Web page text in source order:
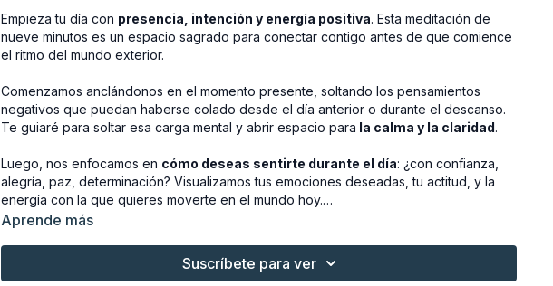
Empieza tu día con presencia, intención y energía positiva. Esta meditación de
nueve minutos es un espacio sagrado para conectar contigo antes de que comience
el ritmo del mundo exterior.
Comenzamos anclándonos en el momento presente, soltando los pensamientos
negativos que puedan haberse colado desde el día anterior o durante el descanso.
Te guiaré para soltar esa carga mental y abrir espacio para la calma y la claridad.
Luego, nos enfocamos en cómo deseas sentirte durante el día: ¿con confianza,
alegría, paz, determinación? Visualizamos tus emociones deseadas, tu actitud, y la
energía con la que quieres moverte en el mundo hoy.
Solo nueve minutos que pueden transformar todo tu día
Aprende más
Suscríbete para ver